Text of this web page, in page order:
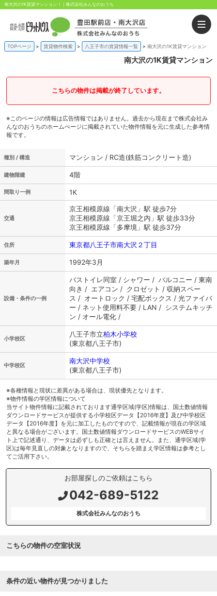
南大沢の1K賃貸マンション！｜株式会社みんなのおうち
TOPページ 賃貸物件検索 八王子市の賃貸情報一覧 南大沢の1K賃貸マンション
南大沢の1K賃貸マンション
こちらの物件は掲載が終了しています。
※このページの情報は広告情報ではありません。過去から現在まで株式会社み
んなのおうちのホームぺージに掲載されていた物件情報を元に生成した参考情
報です。
種別 / 構造 マンション / RC造(鉄筋コンクリート造)
建物階建 4階
間取り一例 1K
交通
京王相模原線「南大沢」駅 徒歩7分
京王相模原線「京王堀之内」駅 徒歩33分
京王相模原線「多摩境」駅 徒歩37分
住所 東京都八王子市南大沢２丁目
築年月 1992年3月
設備・条件の一例
バストイレ同室 / シャワー / バルコニー / 東南
向き / エアコン / クロゼット / 収納スペー
ス / オートロック / 宅配ボックス / 光ファイバ
ー / ネット使用料不要 / LAN / システムキッチ
ン / オール電化 /
小学校区
八王子市立柏木小学校
(東京都八王子市)
中学校区
南大沢中学校
(東京都八王子市)
※各種情報と現状に差異がある場合は、現状優先となります。
※物件情報の学区情報について
当サイト物件情報に記載されております通学区域(学区)情報は、国土数値情報
ダウンロードサービスが提供する小学校区データ【2016年度】及び中学校区
データ【2016年度】を元に加工したものですので、記載情報が現在の学区域
と異なる場合がございます。国土数値情報ダウンロードサービスのWEBサイ
ト上で記述通り、データは必ずしも正確とは言えません。また、通学区域(学
区)は毎年見直しの対象となりますので、そちらを踏まえ学区情報は参考とし
てご活用下さい。
お部屋探しのご依頼はこちら
042-689-5122
株式会社みんなのおうち
こちらの物件の空室状況
条件の近い物件が見つかりました